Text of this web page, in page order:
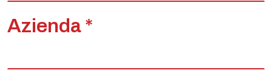
Azienda *